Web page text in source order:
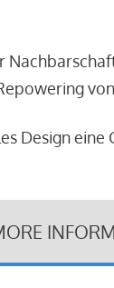
Design eine